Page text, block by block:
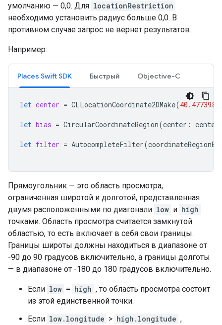
умолчанию — 0,0. Для locationRestriction
необходимо установить радиус больше 0,0. В
противном случае запрос не вернет результатов.
Например:
Places Swift SDK Быстрый Objective-C
let center = CLLocationCoordinate2DMake(40.477398
let bias = CircularCoordinateRegion(center : center
let filter = AutocompleteFilter(
Прямоугольник — это область просмотра,
ограниченная широтой и долготой, представленная
двумя расположенными по диагонали low и high
точками. Область просмотра считается замкнутой
областью, то есть включает в себя свои границы.
Границы широты должны находиться в диапазоне от
-90 до 90 градусов включительно, а границы долготы
— в диапазоне от -180 до 180 градусов включительно.
Если low = high , то область просмотра состоит
из этой единственной точки.
Если low.longitude > high.longitude ,